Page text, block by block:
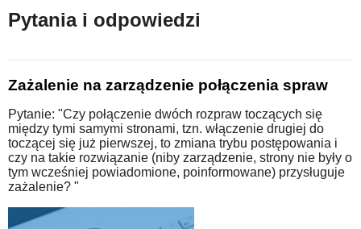
Pytania i odpowiedzi
Zażalenie na zarządzenie połączenia spraw
Pytanie: "Czy połączenie dwóch rozpraw toczących się
między tymi samymi stronami, tzn. włączenie drugiej do
toczącej się już pierwszej, to zmiana trybu postępowania i
czy na takie rozwiązanie (niby zarządzenie, strony nie były o
tym wcześniej powiadomione, poinformowane) przysługuje
zażalenie? "